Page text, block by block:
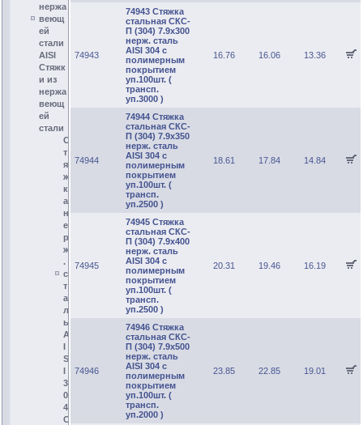
нержа
веющ
ей
стали
AISI
Стяжк
и из
нержа
веющ
ей
стали
С
т
я
ж
к
а
н
е
р
ж
.
с
т
а
л
ь
A
I
S
I
3
0
4
С
74943
74943 Стяжка
стальная СКС-
П (304) 7.9х300
нерж. сталь
AISI 304 с
полимерным
покрытием
уп.100шт. (
трансп.
уп.3000 )
16.76 16.06 13.36
74944
74944 Стяжка
стальная СКС-
П (304) 7.9х350
нерж. сталь
AISI 304 с
полимерным
покрытием
уп.100шт. (
трансп.
уп.2500 )
18.61 17.84 14.84
74945
74945 Стяжка
стальная СКС-
П (304) 7.9х400
нерж. сталь
AISI 304 с
полимерным
покрытием
уп.100шт. (
трансп.
уп.2500 )
20.31 19.46 16.19
74946
74946 Стяжка
стальная СКС-
П (304) 7.9х500
нерж. сталь
AISI 304 с
полимерным
покрытием
уп.100шт. (
трансп.
уп.2000 )
23.85 22.85 19.01